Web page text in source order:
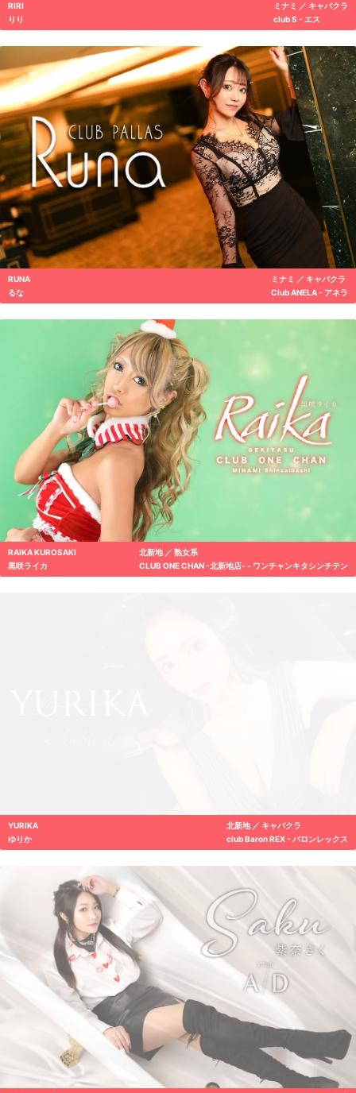
RIRI
りり
ミナミ ／ キャバクラ
club S - エス
RUNA
るな
ミナミ ／ キャバクラ
Club ANELA - アネラ
RAIKA KUROSAKI
黒咲ライカ
北新地 ／ 熟女系
CLUB ONE CHAN -北新地店- - ワンチャンキタシンチテン
YURIKA
ゆりか
北新地 ／ キャバクラ
club Baron REX - バロンレックス